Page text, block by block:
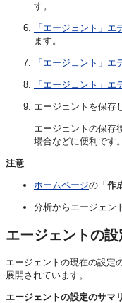
す。
「エージェント」
ます。
「エージェント」
「エージェント」
エージェントを保存
エージェントの保存
場合などに便利です。
注意
ホームページの 「作
分析からエージェン
エージェントの
エージェントの現在の設定
展開されています。
エージェントの設定のサマ